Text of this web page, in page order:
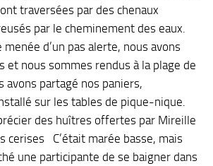
traversées par des chenaux
par le cheminement des eaux.
d’un pas alerte, nous avons
et nous sommes rendus à la plage de
avons partagé nos paniers,
sur les tables de pique-nique.
des huîtres offertes par Mireille
cerises C’était marée basse, mais
une participante de se baigner dans